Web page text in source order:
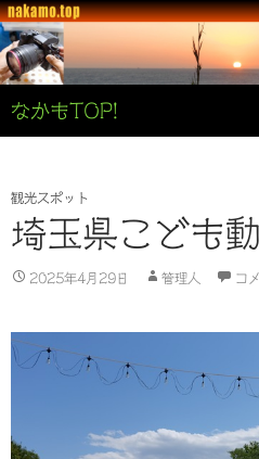
なかもTOP!
検
索
ン
ツ
へ
ス
プ
観光スポット
埼玉県こども
2025年4月29日 管理人 コ